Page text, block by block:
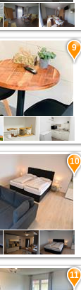
9
10
11